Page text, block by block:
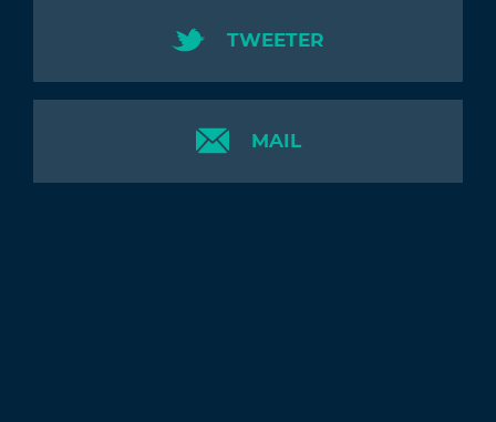
TWEETER
MAIL